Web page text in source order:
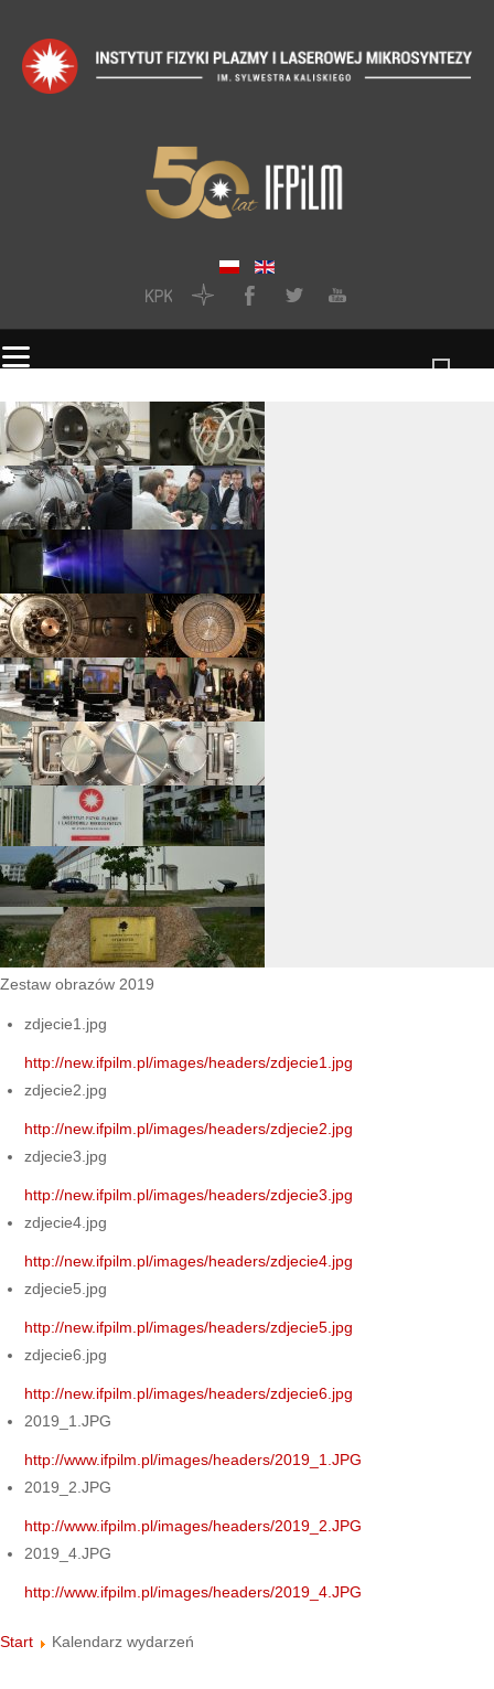
Zestaw obrazów 2019
zdjecie1.jpg
http://new.ifpilm.pl/images/headers/zdjecie1.jpg
zdjecie2.jpg
http://new.ifpilm.pl/images/headers/zdjecie2.jpg
zdjecie3.jpg
http://new.ifpilm.pl/images/headers/zdjecie3.jpg
zdjecie4.jpg
http://new.ifpilm.pl/images/headers/zdjecie4.jpg
zdjecie5.jpg
http://new.ifpilm.pl/images/headers/zdjecie5.jpg
zdjecie6.jpg
http://new.ifpilm.pl/images/headers/zdjecie6.jpg
2019_1.JPG
http://www.ifpilm.pl/images/headers/2019_1.JPG
2019_2.JPG
http://www.ifpilm.pl/images/headers/2019_2.JPG
2019_4.JPG
http://www.ifpilm.pl/images/headers/2019_4.JPG
Start Kalendarz wydarzeń